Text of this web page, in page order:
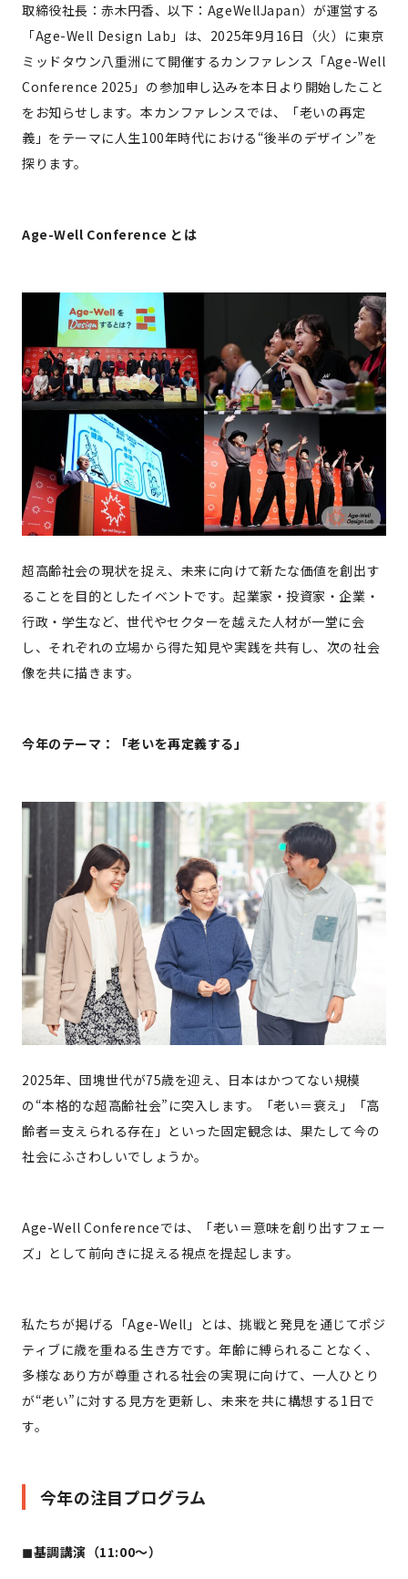
取締役社長：赤木円香、以下：AgeWellJapan）が運営する
「Age-Well Design Lab」は、2025年9月16日（火）に東京
ミッドタウン八重洲にて開催するカンファレンス「Age-Well
Conference 2025」の参加申し込みを本日より開始したこと
をお知らせします。本カンファレンスでは、「老いの再定
義」をテーマに人生100年時代における“後半のデザイン”を
探ります。
Age-Well Conference とは
超高齢社会の現状を捉え、未来に向けて新たな価値を創出す
ることを目的としたイベントです。起業家・投資家・企業・
行政・学生など、世代やセクターを越えた人材が一堂に会
し、それぞれの立場から得た知見や実践を共有し、次の社会
像を共に描きます。
今年のテーマ：「老いを再定義する」
2025年、団塊世代が75歳を迎え、日本はかつてない規模
の“本格的な超高齢社会”に突入します。「老い＝衰え」「高
齢者＝支えられる存在」といった固定観念は、果たして今の
社会にふさわしいでしょうか。
Age-Well Conferenceでは、「老い＝意味を創り出すフェー
ズ」として前向きに捉える視点を提起します。
私たちが掲げる「Age-Well」とは、挑戦と発見を通じてポジ
ティブに歳を重ねる生き方です。年齢に縛られることなく、
多様なあり方が尊重される社会の実現に向けて、一人ひとり
が“老い”に対する見方を更新し、未来を共に構想する1日で
す。
今年の注目プログラム
◼︎基調講演（11:00〜）